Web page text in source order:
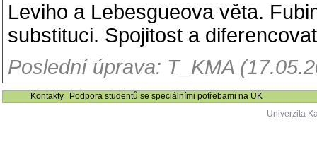
Leviho a Lebesgueova věta.
substituci. Spojitost a
Poslední úprava: T_KMA
Kontakty
Podpora studentů se speciálními potřebami na UK
Univerzita